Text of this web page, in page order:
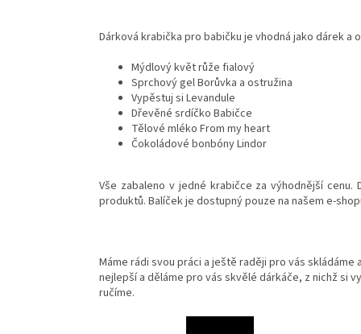
Dárková krabička pro babičku je vhodná jako dárek
Mýdlový květ růže fialový
Sprchový gel Borůvka a ostružina
Vypěstuj si Levandule
Dřevěné srdíčko Babičce
Tělové mléko From my heart
Čokoládové bonbóny Lindor
Vše zabaleno v jedné krabičce za výhodnější
produktů. Balíček je dostupný pouze na našem e-
Máme rádi svou práci a ještě raději pro vás
nejlepší a děláme pro vás skvělé dárkáče, z nichž si
ručíme.